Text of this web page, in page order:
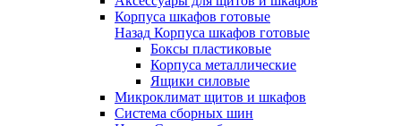
Корпуса шкафов готовые
Назад Корпуса шкафов готовые
Боксы пластиковые
Корпуса металлические
Ящики силовые
Микроклимат щитов и шкафов
Система сборных шин